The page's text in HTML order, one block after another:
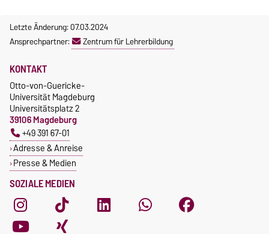
die beruflichen
Letzte Änderung: 07.03.2024
Ansprechpartner:
Zentrum für Lehrerbildung
SOZIALE MEDIEN
KONTAKT
Otto-von-Guericke-
Universität Magdeburg
Universitätsplatz 2
39106 Magdeburg
+49 391 67-01
Adresse & Anreise
Presse & Medien